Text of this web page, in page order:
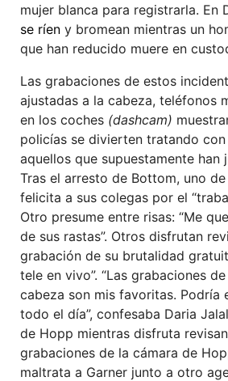
mujer blanca para registrarla. En
se ríen y bromean mientras un
que han reducido muere en
Las grabaciones de estos
ajustadas a la cabeza, teléfonos
en los coches (dashcam)
policías se divierten tratando
aquellos que supuestamente han
Tras el arresto de Bottom, uno
felicita a sus colegas por el
Otro presume entre risas: “Me
de sus rastas”. Otros disfrutan
grabación de su brutalidad
tele en vivo”. “Las grabaciones
cabeza son mis favoritas. Podría
todo el día”, confesaba Daria
de Hopp mientras disfruta
grabaciones de la cámara de
maltrata a Garner junto a otro